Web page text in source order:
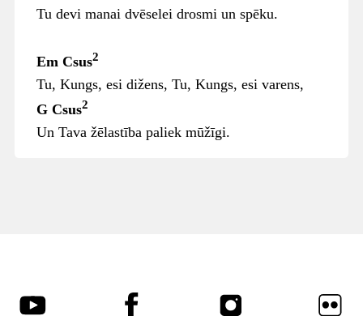
Tu devi manai dvēselei drosmi un spēku.
Em Csus2
Tu, Kungs, esi dižens, Tu, Kungs, esi varens,
G Csus2
Un Tava žēlastība paliek mūžīgi.